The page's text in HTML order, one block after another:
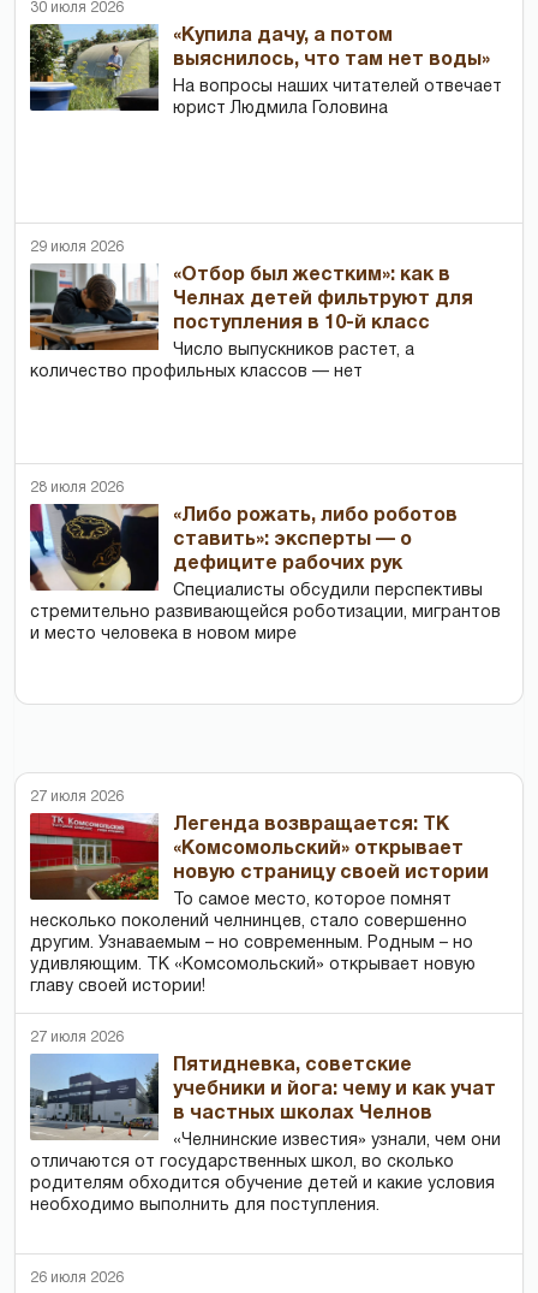
30 июля 2026
«Купила дачу, а потом
выяснилось, что там нет воды»
На вопросы наших читателей отвечает
юрист Людмила Головина
29 июля 2026
«Отбор был жестким»: как в
Челнах детей фильтруют для
поступления в 10-й класс
Число выпускников растет, а
количество профильных классов — нет
28 июля 2026
«Либо рожать, либо роботов
ставить»: эксперты — о
дефиците рабочих рук
Специалисты обсудили перспективы
стремительно развивающейся роботизации, мигрантов
и место человека в новом мире
27 июля 2026
Легенда возвращается: ТК
«Комсомольский» открывает
новую страницу своей истории
То самое место, которое помнят
несколько поколений челнинцев, стало совершенно
другим. Узнаваемым – но современным. Родным – но
удивляющим. ТК «Комсомольский» открывает новую
главу своей истории!
27 июля 2026
Пятидневка, советские
учебники и йога: чему и как учат
в частных школах Челнов
«Челнинские известия» узнали, чем они
отличаются от государственных школ, во сколько
родителям обходится обучение детей и какие условия
необходимо выполнить для поступления.
26 июля 2026